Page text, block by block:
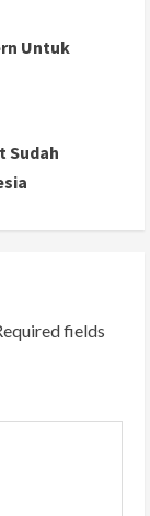
Untuk
Sudah
fields